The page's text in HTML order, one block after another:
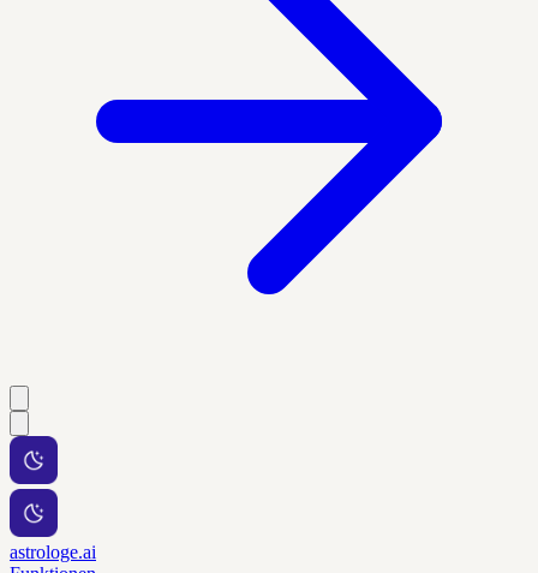
astrologe.ai